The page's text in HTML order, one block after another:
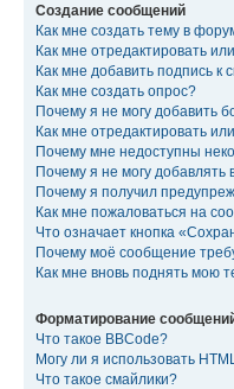
Создание сообщений
Как мне создать тему в
Как мне отредактировать
Как мне добавить подпись к
Как мне создать опрос?
Почему я не могу добавить
Как мне отредактировать
Почему мне недоступны
Почему я не могу добавлять
Почему я получил
Как мне пожаловаться на
Что означает кнопка
Почему моё сообщение
Как мне вновь поднять мою
Форматирование
Что такое BBCode?
Могу ли я использовать
Что такое смайлики?